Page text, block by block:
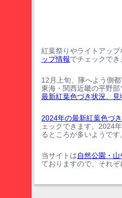
紅葉祭りやライトアッ
ップ情報でチェックでき
12月上旬、隊へよう側
東海・関西近畿の平野
最新紅葉色づき状況、見
2024年の最新紅葉色づ
ェックできます。2024
るところが多いようです
当サイトは自然公園・
ておりますので、それぞ